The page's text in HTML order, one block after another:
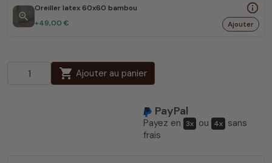
zoom_in
Oreiller latex 60x60 bambou info_outline
+49,00 € Ajouter
shopping_cart Ajouter au panier
PayPal
Payez en 3x ou 4x sans
frais